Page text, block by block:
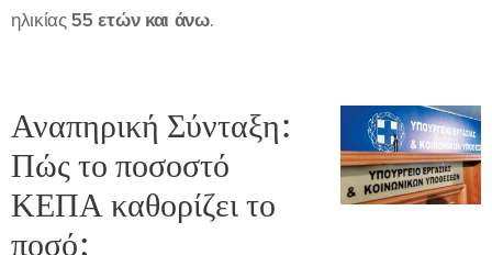
ηλικίας55 ετών και άνω.
Αναπηρική Σύνταξη:
Πώς το ποσοστό
ΚΕΠΑ καθορίζει το
ποσό;